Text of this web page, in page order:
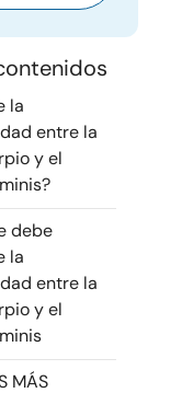
la
entre la
y el
debe
la
entre la
y el
MÁS